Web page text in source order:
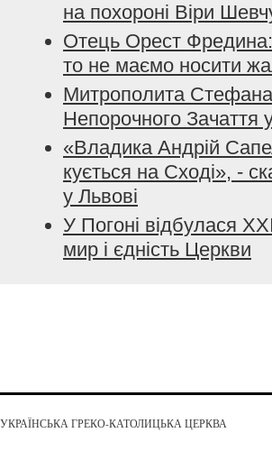
на похороні Віри
Отець Орест
то не маємо носити
Митрополита Стефана
Непорочного Зачаття
«Владика Андрій
кується на Сході», -
у Львові
У Погоні відбулася
мир і єдність Церкви
УКРАЇНСЬКА ГРЕКО-КАТОЛИЦЬКА ЦЕРКВА